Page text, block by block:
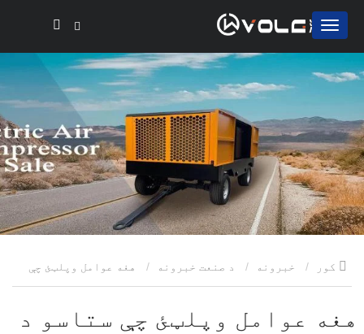
خبرونه د صنعت خبرونه هغه عوامل وپلټئ چې
هغه عوامل وپلټئ چې ستاسو د